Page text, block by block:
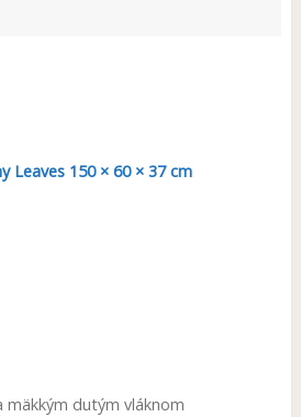
Leaves 150 × 60 × 37 cm
mäkkým dutým vláknom